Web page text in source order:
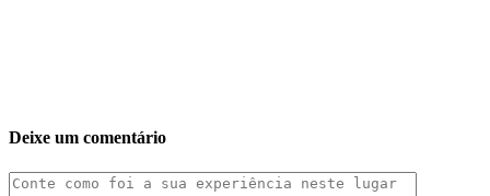
Deixe um comentário